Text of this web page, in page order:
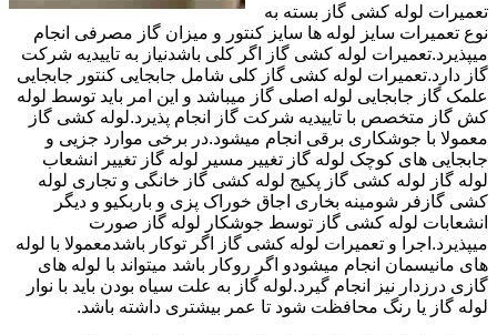
تعمیرات لوله کشی گاز بسته به
نوع تعمیرات سایز لوله ها سایز کنتور و میزان گاز مصرفی انجام
میپذیرد.تعمیرات لوله کشی گاز اگر کلی باشدنیاز به تاییدیه شرکت
گاز دارد.تعمیرات لوله کشی گاز کلی شامل جابجایی کنتور جابجایی
علمک گاز جابجایی لوله اصلی گاز میباشد و این امر باید توسط لوله
کش گاز متخصص با تاییدیه شرکت گاز انجام پذیرد.لوله کشی گاز
معمولا با جوشکاری برقی انجام میشود.در برخی موارد جزیی و
جابجایی های کوچک لوله گاز تغییر مسیر لوله گاز تغییر انشعاب
لوله گاز لوله کشی گاز پکیج لوله کشی گاز خانگی و تجاری لوله
کشی گازفر شومینه بخاری اجاق خوراک پزی و باربکیو و دیگر
انشعابات لوله کشی گاز توسط جوشکار لوله گاز صورت
میپذیرد.اجرا و تعمیرات لوله کشی گاز اگر توکار باشدمعمولا با لوله
های مانیسمان انجام میشودو اگر روکار باشد میتواند با لوله های
گازی درزدار نیز انجام گیرد.لوله گاز به علت سیاه بودن باید با نوار
لوله گاز یا رنگ محافظت شود تا عمر بیشتری داشته باشد.